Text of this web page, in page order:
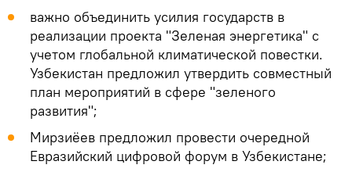
важно объединить усилия государств в
реализации проекта "Зеленая энергетика" с
учетом глобальной климатической повестки.
Узбекистан предложил утвердить совместный
план мероприятий в сфере "зеленого
развития";
Мирзиёев предложил провести очередной
Евразийский цифровой форум в Узбекистане;